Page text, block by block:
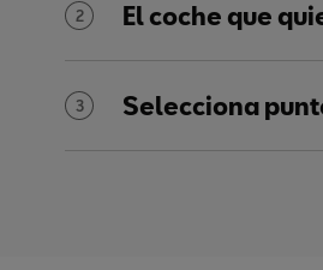
2 El coche que
3 Selecciona